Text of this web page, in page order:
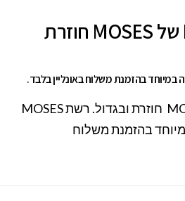
ארוחת ה-Late Night של MOSES חוזרת
ארוחת ה-Late Night של MOSES חוזרת ובגדול. רשת MOSES
בהזמנת משלוח